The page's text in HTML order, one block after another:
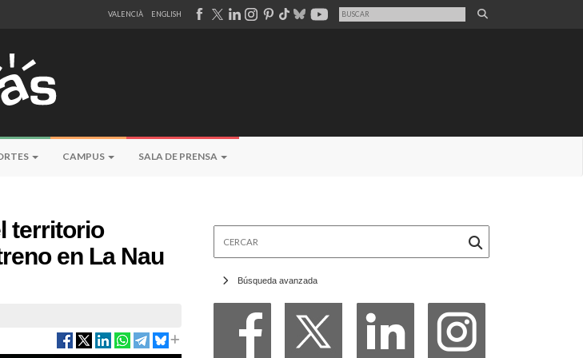
VALENCIÀ ENGLISH
CAMPUS SALA DE PRENSA
territorio
en La Nau
Búsqueda avanzada